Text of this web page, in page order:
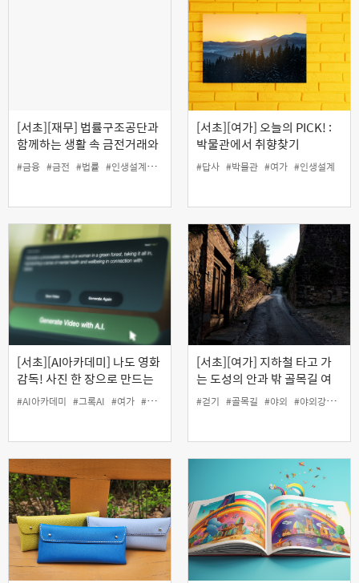
[서초][재무] 법률구조공단과
함께하는 생활 속 금전거래와
채무관리 바로 알기(오프라
인)
#금융 #금전 #법률 #인생설계 #재무 #채무
[서초][여가] 오늘의 PICK! :
박물관에서 취향찾기
#답사 #박물관 #여가 #인생설계
[서초][AI아카데미] 나도 영화
감독! 사진 한 장으로 만드는
그록 AI 영상
#AI아카데미 #그록AI #여가 #영상
[서초][여가] 지하철 타고 가
는 도성의 안과 밖 골목길 여
행
#걷기 #골목길 #야외 #야외강좌